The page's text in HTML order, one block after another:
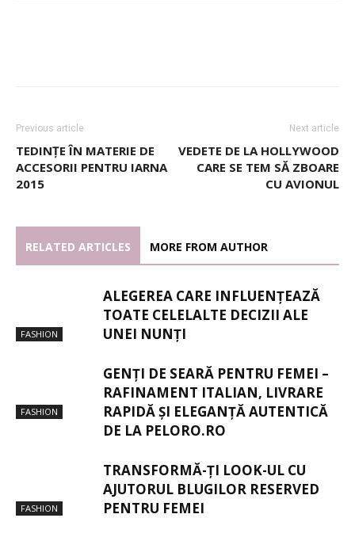
Previous article
TEDINȚE ÎN MATERIE DE
ACCESORII PENTRU IARNA
2015
Next article
VEDETE DE LA HOLLYWOOD
CARE SE TEM SĂ ZBOARE
CU AVIONUL
RELATED ARTICLES MORE FROM AUTHOR
FASHION
ALEGEREA CARE INFLUENȚEAZĂ
TOATE CELELALTE DECIZII ALE
UNEI NUNȚI
FASHION
GENȚI DE SEARĂ PENTRU FEMEI –
RAFINAMENT ITALIAN, LIVRARE
RAPIDĂ ȘI ELEGANȚĂ AUTENTICĂ
DE LA PELORO.RO
FASHION
TRANSFORMĂ-ȚI LOOK-UL CU
AJUTORUL BLUGILOR RESERVED
PENTRU FEMEI